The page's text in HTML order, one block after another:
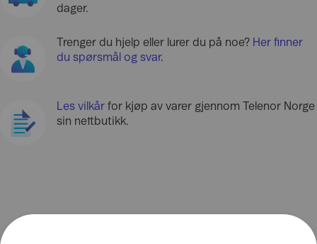
dager.
Trenger du hjelp eller lurer du på noe? Her finner
du spørsmål og svar.
Les vilkår for kjøp av varer gjennom Telenor Norge
sin nettbutikk.